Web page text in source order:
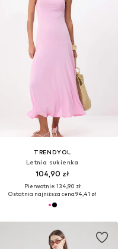
TRENDYOL
Letnia sukienka
104,90 zł
Pierwotnie: 134,90 zł
Ostatnia najniższa cena:94,41 zł